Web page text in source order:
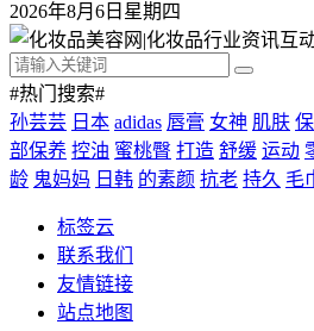
2026年8月6日星期四
#热门搜索#
孙芸芸 日本 adidas 唇膏 女神 肌肤
部保养 控油 蜜桃臀 打造 舒缓 运动
龄 鬼妈妈 日韩 的素颜 抗老 持久 毛
标签云
联系我们
友情链接
站点地图